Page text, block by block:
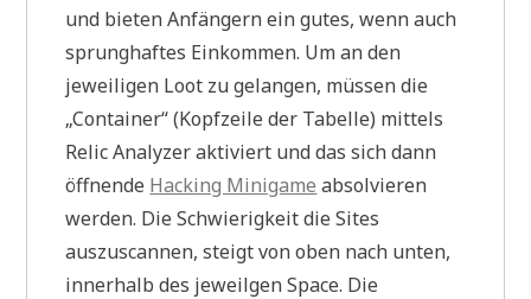
und bieten Anfängern ein gutes, wenn auch
sprunghaftes Einkommen. Um an den
jeweiligen Loot zu gelangen, müssen die
„Container“ (Kopfzeile der Tabelle) mittels
Relic Analyzer aktiviert und das sich dann
öffnende Hacking Minigame absolvieren
werden. Die Schwierigkeit die Sites
auszuscannen, steigt von oben nach unten,
innerhalb des jeweilgen Space. Die